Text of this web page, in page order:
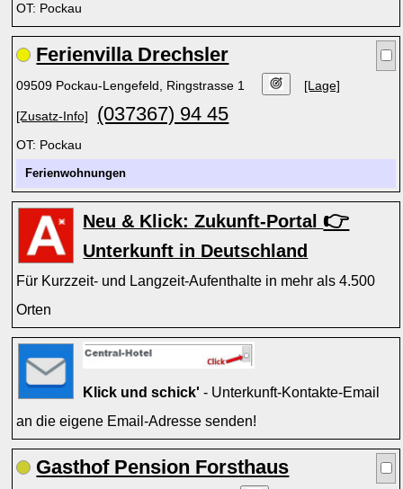
OT: Pockau
Ferienvilla Drechsler
09509 Pockau-Lengefeld, Ringstrasse 1 [Lage]
[Zusatz-Info] (037367) 94 45
OT: Pockau
Ferienwohnungen
Neu & Klick: Zukunft-Portal 👉
Unterkunft in Deutschland
Für Kurzzeit- und Langzeit-Aufenthalte in mehr als 4.500
Orten
Klick und schick' - Unterkunft-Kontakte-Email
an die eigene Email-Adresse senden!
Gasthof Pension Forsthaus